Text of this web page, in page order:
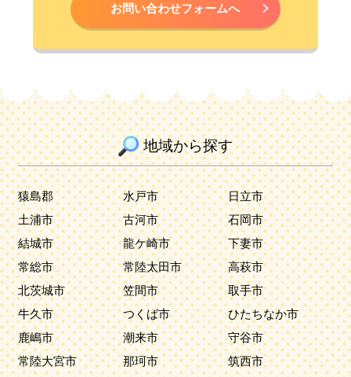
お問い合わせフォームへ
地域から探す
猿島郡 水戸市
日立市
土浦市
古河市
石岡市
結城市
龍ケ崎市
下妻市
常総市
常陸太田市
高萩市
北茨城市
笠間市
取手市
牛久市
つくば市
ひたちなか市
鹿嶋市
潮来市
守谷市
常陸大宮市
那珂市
筑西市